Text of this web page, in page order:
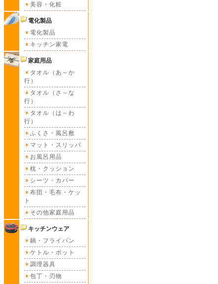
美容・化粧
電化製品
電化製品
キッチン家電
家庭用品
タオル（あ～か
行）
タオル（さ～な
行）
タオル（は～わ
行）
ふくさ・風呂敷
マット・スリッパ
お風呂用品
枕・クッション
シーツ・カバー
布団・毛布・ケッ
ト
その他家庭用品
キッチンウェア
鍋・フライパン
ケトル・ポット
調理器具
包丁・刃物